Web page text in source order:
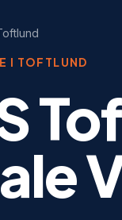
I TOFTLUND